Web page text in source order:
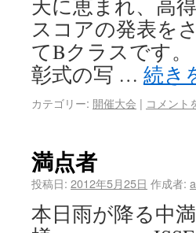
天に恵まれ、高
スコアの発表を
てBクラスです
彰式の写 … 続き
カテゴリー: 開催大会 | コメント
満点者
投稿日: 2012年5月25日 作成者:
本日雨が降る中